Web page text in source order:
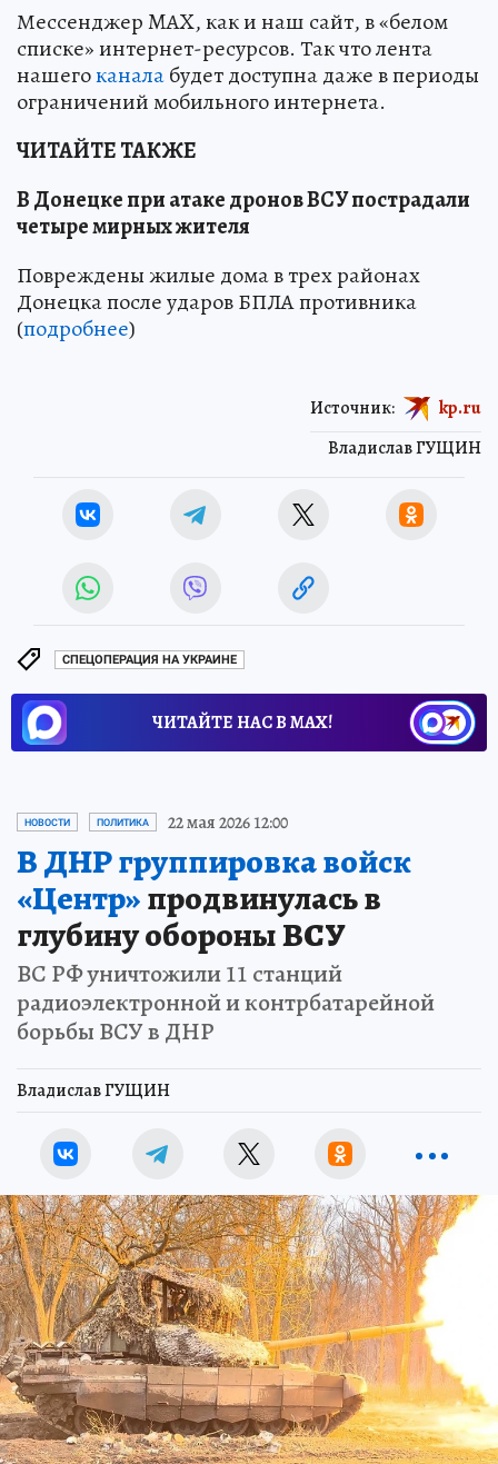
Мессенджер MAX, как и наш сайт, в «белом
списке» интернет-ресурсов. Так что лента
нашегоканалабудет доступна даже в периоды
ограничений мобильного интернета.
ЧИТАЙТЕ ТАКЖЕ
В Донецке при атаке дронов ВСУ пострадали
четыре мирных жителя
Повреждены жилые дома в трех районах
Донецка после ударов БПЛА противника
(подробнее)
Владислав ГУЩИН
Источник: kp.ru
СПЕЦОПЕРАЦИЯ НА УКРАИНЕ
ЧИТАЙТЕ НАС В МАХ!
НОВОСТИ ПОЛИТИКА 22 мая 2026 12:00
В ДНР группировка войск
«Центр»продвинулась в
глубину обороны ВСУ
ВС РФ уничтожили 11 станций
радиоэлектронной и контрбатарейной
борьбы ВСУ в ДНР
Владислав ГУЩИН